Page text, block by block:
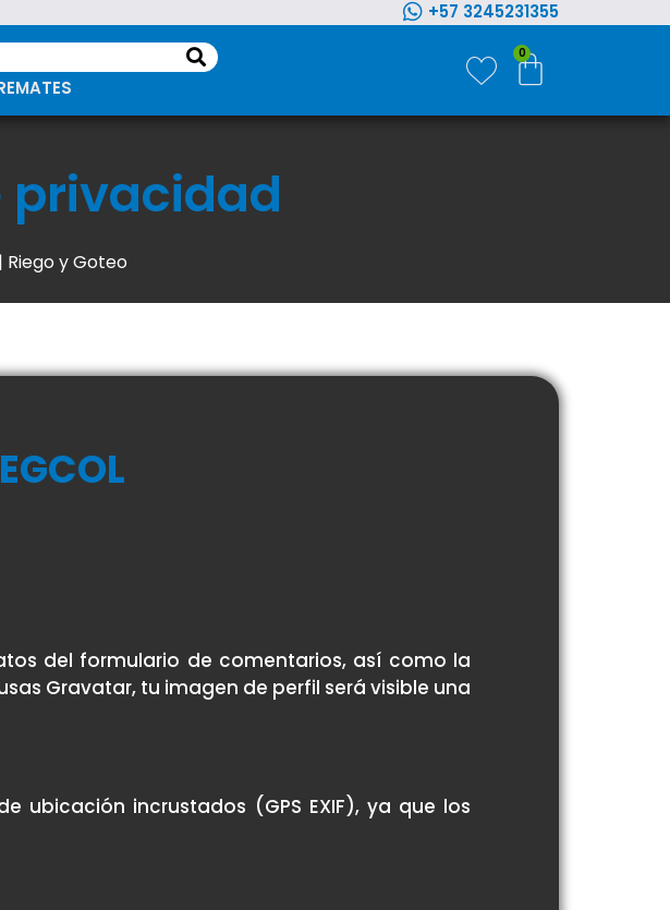
+57 3245231355
0
privacidad
y Goteo
del formulario de comentarios, así como la
Gravatar, tu imagen de perfil será visible una
ubicación incrustados (GPS EXIF), ya que los